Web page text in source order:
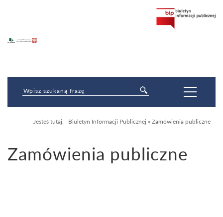
Jesteś tutaj: Biuletyn Informacji Publicznej » Zamówienia publiczne
Zamówienia publiczne